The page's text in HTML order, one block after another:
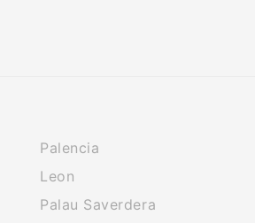
Palencia
Leon
Palau Saverdera